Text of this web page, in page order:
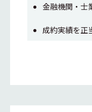
金融機関・士
成約実績を正